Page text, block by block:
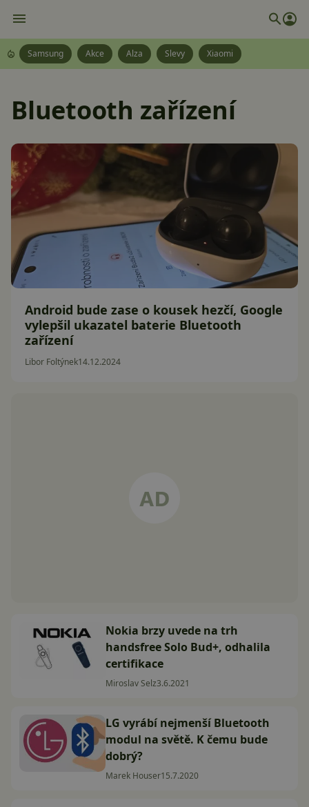
Samsung Akce Alza Slevy Xiaomi
Bluetooth zařízení
Android bude zase o kousek hezčí, Google
vylepšil ukazatel baterie Bluetooth
zařízení
Libor Foltýnek14.12.2024
Nokia brzy uvede na trh
handsfree Solo Bud+, odhalila
certifikace
Miroslav Selz3.6.2021
LG vyrábí nejmenší Bluetooth
modul na světě. K čemu bude
dobrý?
Marek Houser15.7.2020